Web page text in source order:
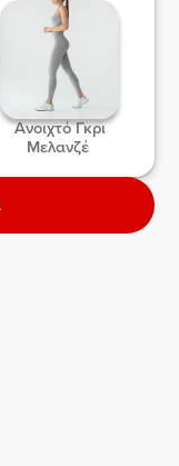
Ανοιχτό Γκρι
Μελανζέ